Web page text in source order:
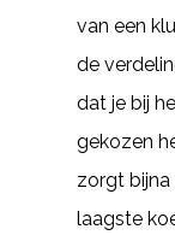
van een
de
dat je bij
gekozen
zorgt
laagste